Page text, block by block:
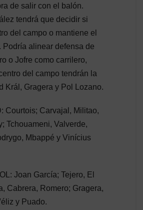
de salir con el balón.
tendrá que decidir si
del campo o mantiene el
Podría alinear defensa de
o Jofre como carrilero,
del campo tendrán la
Král, Gragera y Pol Lozano.
Courtois; Carvajal, Militao,
Tchouameni, Valverde,
Mbappé y Vinícius
Joan García; Tejero, El
Cabrera, Romero; Gragera,
y Puado.